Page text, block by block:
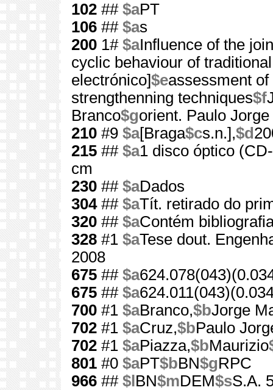
102 ## $aPT
106 ## $as
200 1# $aInfluence of the
cyclic behaviour of
electrónico]$eassessment
strengthenning techniques$f
Branco$gorient. Paulo
210 #9 $a[Braga$cs.n.],$d
215 ## $a1 disco óptico
cm
230 ## $aDados
304## $aTít. retirado do
320 ## $aContém
328 #1 $aTese dout.
2008
675 ## $a
675 ## $a
700 #1 $aBranco,$bJorge
702 #1 $aCruz,$bPaulo
702 #1 $aPiazza,$bMaurizio
801 #0 $aPT$bBN$gRPC
966 ## $l BN$mDEM$sS.A.